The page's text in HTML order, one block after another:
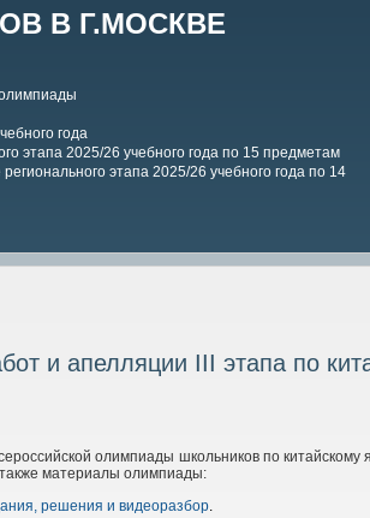
В Г.МОСКВЕ
года
этапа 2025/26 учебного года по 15 предметам
этапа 2025/26 учебного года по 14
и апелляции III этапа по
олимпиады школьников по
также материалы олимпиады:
решения и видеоразбор.